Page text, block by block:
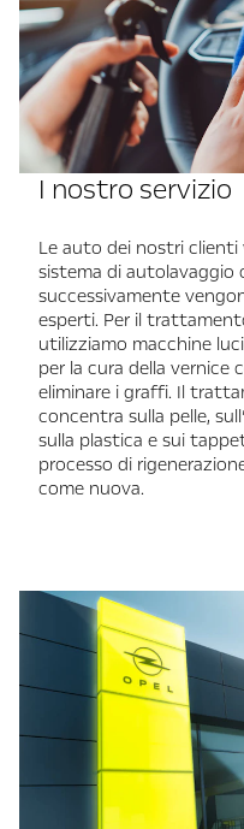
I nostro servizio
Le auto dei nostri
sistema di autolavaggio
successivamente
esperti. Per il
utilizziamo macchine
per la cura della vernice
eliminare i graffi. Il
concentra sulla pelle,
sulla plastica e sui
processo di
come nuova.